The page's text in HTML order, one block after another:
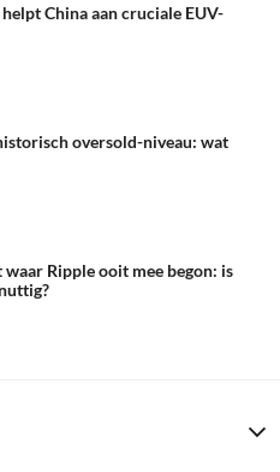
helpt China aan cruciale EUV-
oversold-niveau: wat
Ripple ooit mee begon: is